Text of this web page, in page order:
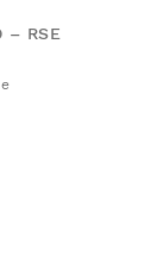
– RSE